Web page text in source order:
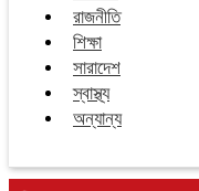
রাজনীতি
শিক্ষা
সারাদেশ
স্বাস্থ্য
অন্যান্য